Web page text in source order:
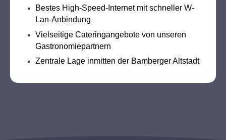
Bestes High-Speed-Internet mit schneller W-
Lan-Anbindung
Vielseitige Cateringangebote von unseren
Gastronomiepartnern
Zentrale Lage inmitten der Bamberger Altstadt